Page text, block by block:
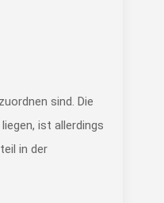
sind. Die
ist allerdings
in der